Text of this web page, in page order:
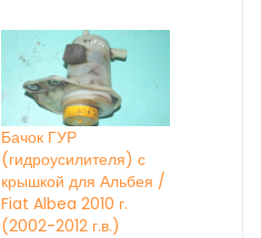
Бачок ГУР
(гидроусилителя) с
крышкой для Альбея /
Fiat Albea 2010 г.
(2002-2012 г.в.)